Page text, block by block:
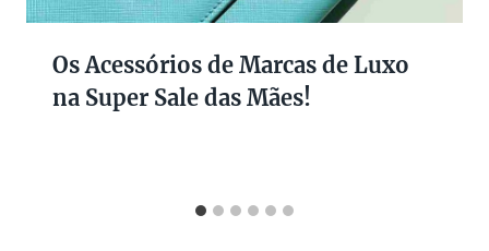
Os Acessórios de Marcas de Luxo
na Super Sale das Mães!